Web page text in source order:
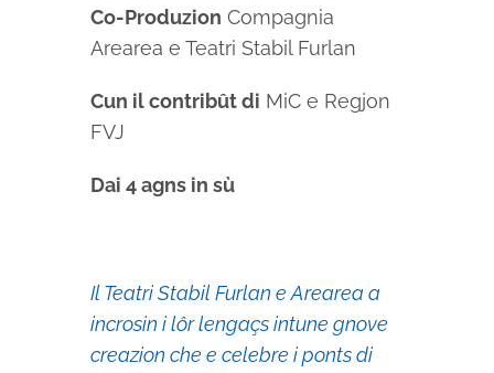
Co-Produzion Compagnia
Arearea e Teatri Stabil Furlan
Cun il contribût di MiC e Regjon
FVJ
Dai 4 agns in sù
Il Teatri Stabil Furlan e Arearea a
incrosin i lôr lengaçs intune gnove
creazion che e celebre i ponts di